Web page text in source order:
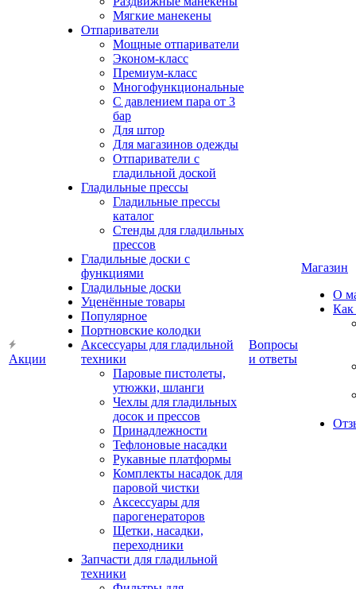
Акции
Мягкие манекены
Отпариватели
Мощные отпариватели
Эконом-класс
Премиум-класс
Многофункциональные
С давлением пара от 3
бар
Для штор
Для магазинов одежды
Отпариватели с
гладильной доской
Гладильные прессы
Гладильные прессы
каталог
Стенды для гладильных
прессов
Гладильные доски с
функциями
Гладильные доски
Уценённые товары
Популярное
Портновские колодки
Аксессуары для гладильной
техники
Паровые пистолеты,
утюжки, шланги
Чехлы для гладильных
досок и прессов
Принадлежности
Тефлоновые насадки
Рукавные платформы
Комплекты насадок для
паровой чистки
Аксессуары для
парогенераторов
Щетки, насадки,
переходники
Запчасти для гладильной
техники
Вопросы
и ответы
Магазин
О
Как